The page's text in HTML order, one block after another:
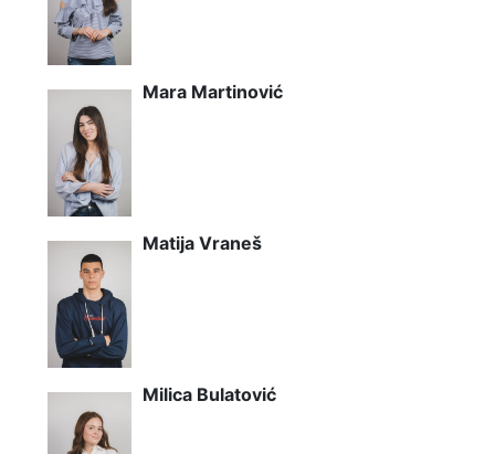
Mara Martinović
Matija Vraneš
Milica Bulatović